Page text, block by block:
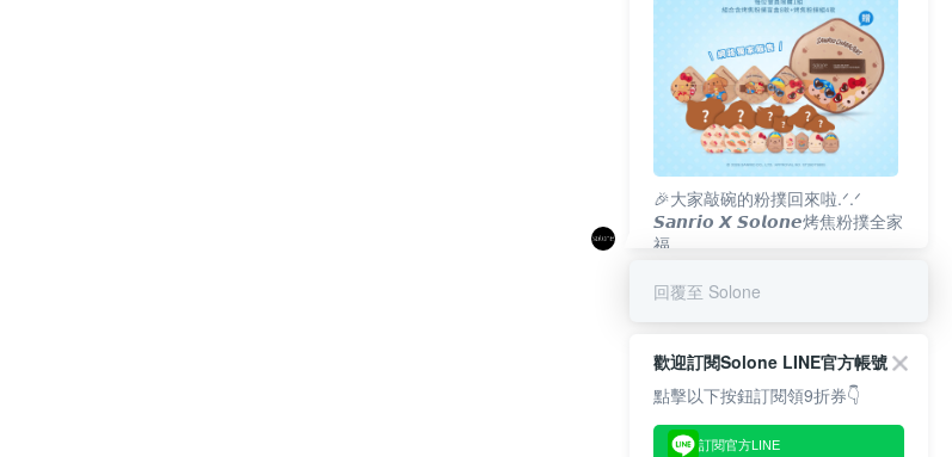
🎉大家敲碗的粉撲回來啦.ᐟ‪‪.ᐟ
𝙎𝙖𝙣𝙧𝙞𝙤 𝙓 𝙎𝙤𝙡𝙤𝙣𝙚烤焦粉撲全家
福
回覆至 Solone
歡迎訂閱Solone LINE官方帳號
點擊以下按鈕訂閱領9折券👇
訂閱官方LINE